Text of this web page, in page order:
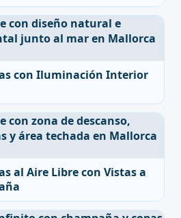
con Iluminación Interior
al Aire Libre con Vistas a